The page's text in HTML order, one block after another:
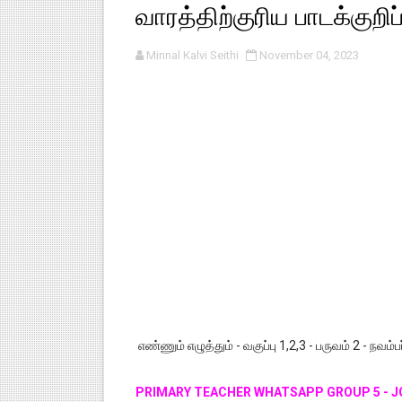
பள்ளி காலை வழிபாட்டுச்
குழந்தைகள் பாதுகாப்பு அலகில்
வாரத்திற்குரிய
Minnal Kalvi Seithi November 04, 2023
எண்ணும் எழுத்தும் - வகுப்பு 1,2,3 - பருவம் 2 -
PRIMARY TEACHER WHATSAPP GROUP 5 -